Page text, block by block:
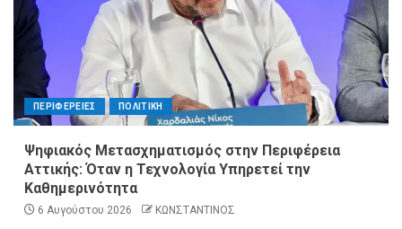
ΠΕΡΙΦΕΡΕΙΕΣ ΠΟΛΙΤΙΚΗ
Ψηφιακός Μετασχηματισμός στην Περιφέρεια
Αττικής: Όταν η Τεχνολογία Υπηρετεί την
Καθημερινότητα
6 Αυγούστου 2026 ΚΩΝΣΤΑΝΤΙΝΟΣ